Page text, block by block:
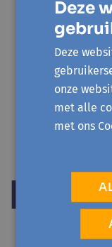
Farida Zaouad
Tijdens ons
we een
Farida en
Deze
Deze
onze
met alle
met ons